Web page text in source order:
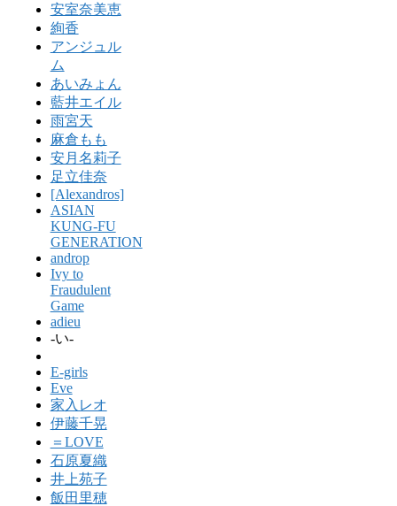
安室奈美恵
絢香
アンジュル
ム
あいみょん
藍井エイル
雨宮天
麻倉もも
安月名莉子
足立佳奈
[Alexandros]
ASIAN
KUNG-FU
GENERATION
androp
Ivy to
Fraudulent
Game
adieu
-い-
E-girls
Eve
家入レオ
伊藤千晃
＝LOVE
石原夏織
井上苑子
飯田里穂